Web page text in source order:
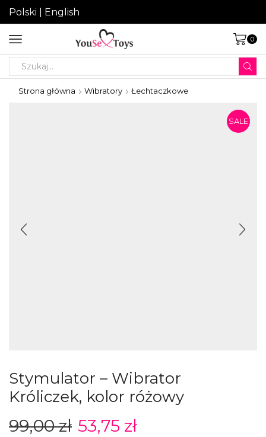
Polski English
0
Strona główna Wibratory Łechtaczkowe
SALE
Stymulator – Wibrator
Króliczek, kolor różowy
99,00zł 53,75 zł